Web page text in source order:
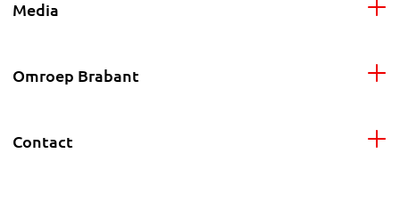
Media
Omroep Brabant
Contact